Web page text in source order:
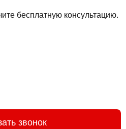
бесплатную консультацию.
звонок